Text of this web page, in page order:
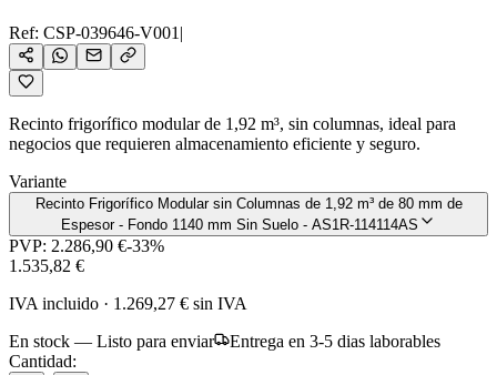
Ref: CSP-039646-V001 |
Recinto frigorífico modular de 1,92 m³, sin columnas, ideal para
negocios que requieren almacenamiento eficiente y seguro.
Variante
Recinto Frigorífico Modular sin Columnas de 1,92 m³ de 80 mm de
Espesor - Fondo 1140 mm Sin Suelo - AS1R-114114AS
PVP: 2.286,90 €-33%
1.535,82 €
IVA incluido · 1.269,27 € sin IVA
En stock — Listo para enviar
Entrega en 3-5 dias laborables
Cantidad: